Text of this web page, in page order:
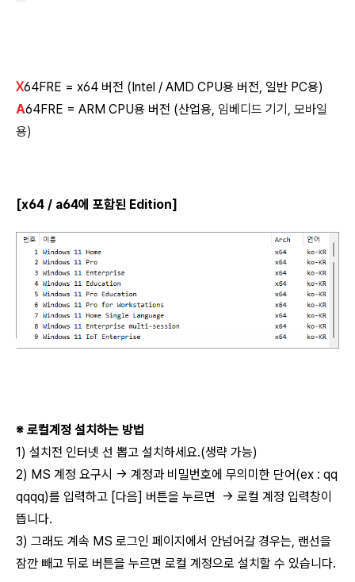
X64FRE = x64 버전 (Intel / AMD CPU용 버전, 일반 PC용)
A64FRE = ARM CPU용 버전 (산업용, 임베디드 기기, 모바일
용)
[x64 / a64에 포함된 Edition]
※ 로컬계정 설치하는 방법
1) 설치전 인터넷 선 뽑고 설치하세요.(생략 가능)
2) MS 계정 요구시 → 계정과 비밀번호에 무의미한 단어(ex : qq
qqqq)를 입력하고 [다음] 버튼을 누르면 → 로컬 계정 입력창이
뜹니다.
3) 그래도 계속 MS 로그인 페이지에서 안넘어갈 경우는, 랜선을
잠깐 빼고 뒤로 버튼을 누르면 로컬 계정으로 설치할 수 있습니다.